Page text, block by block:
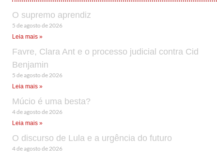
O supremo aprendiz
5 de agosto de 2026
Leia mais »
Favre, Clara Ant e o processo judicial contra Cid
Benjamin
5 de agosto de 2026
Leia mais »
Múcio é uma besta?
4 de agosto de 2026
Leia mais »
O discurso de Lula e a urgência do futuro
4 de agosto de 2026